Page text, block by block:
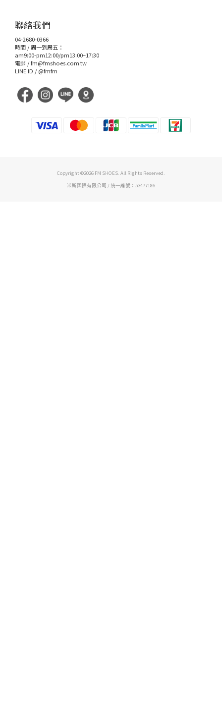
聯絡我們
04-2680-0366
時間 / 周一到周五：
am9:00-pm12:00/pm13:00~17:30
電郵 /fm@fmshoes.com.tw
LINE ID / @fmfm
Copyright ©2026 FM SHOES. All Rights Reserved.
米斯國際有限公司 / 統一編號：53477186